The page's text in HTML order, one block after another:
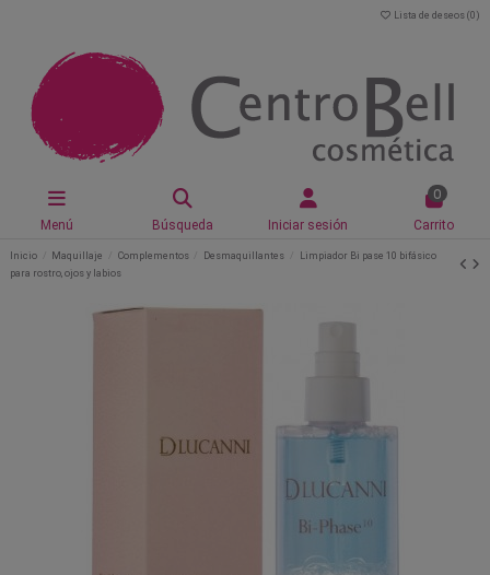
Lista de deseos (0 )
Menú Búsqueda Iniciar sesión
0
Carrito
Inicio Maquillaje Complementos Desmaquillantes
Limpiador Bi pase 10 bifásico
para rostro, ojos y labios